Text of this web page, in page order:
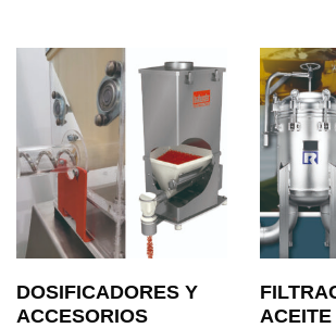
DOSIFICADORES Y
ACCESORIOS